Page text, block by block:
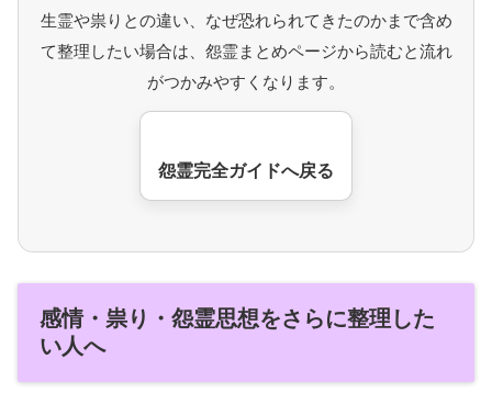
生霊や祟りとの違い、なぜ恐れられてきたのかまで含め
て整理したい場合は、怨霊まとめページから読むと流れ
がつかみやすくなります。
怨霊完全ガイドへ戻る
感情・祟り・怨霊思想をさらに整理した
い人へ